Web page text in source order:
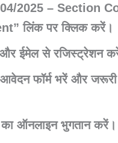
2025 – Section
लिंक पर क्लिक करें।
और ईमेल से रजिस्ट्रेशन
फॉर्म भरें और जरूरी
ऑनलाइन भुगतान करें।